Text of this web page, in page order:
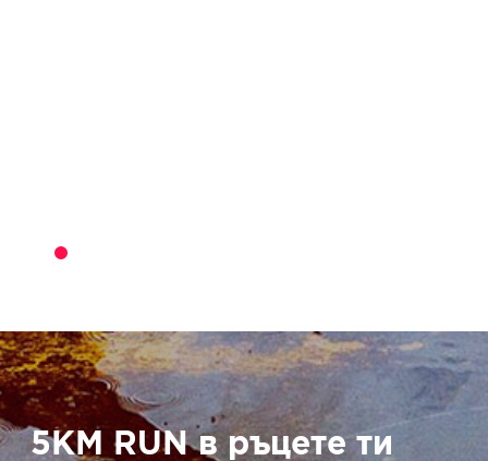
5KM
RUN
в
ръцете
ти 5KM RUN в ръцете ти